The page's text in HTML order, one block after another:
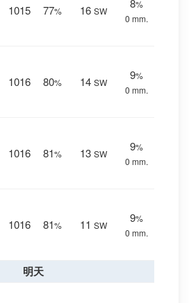
1015 77% 16 SW
8%
0 mm.
1016 80% 14 SW
9%
0 mm.
1016 81% 13 SW
9%
0 mm.
1016 81% 11 SW
9%
0 mm.
明天